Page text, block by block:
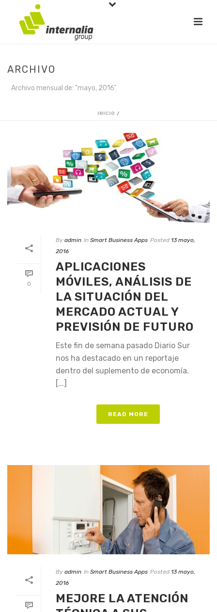
ARCHIVO
Archivo mensual de: "mayo, 2016"
INICIO /
0
By admin In Smart Business Apps Posted 13 mayo,
2016
APLICACIONES
MÓVILES, ANÁLISIS DE
LA SITUACIÓN DEL
MERCADO ACTUAL Y
PREVISIÓN DE FUTURO
Este fin de semana pasado Diario Sur
nos ha destacado en un reportaje
dentro del suplemento de economía.
[...]
READ MORE
By admin In Smart Business Apps Posted 13 mayo,
2016
MEJORE LA ATENCIÓN